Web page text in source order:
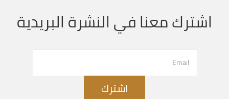
اشترك معنا في النشرة البريدية
اشترك